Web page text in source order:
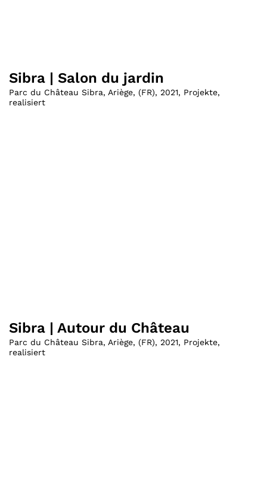
Sibra | Salon du jardin
Parc du Château Sibra, Ariège, (FR), 2021, Projekte,
realisiert
Sibra | Autour du Château
Parc du Château Sibra, Ariège, (FR), 2021, Projekte,
realisiert